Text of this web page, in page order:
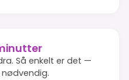
Så enkelt er det —